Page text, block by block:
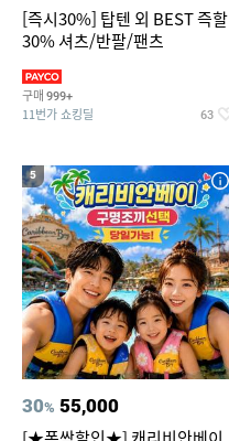
[즉시30%] 탑텐 외 BEST 즉할
30% 셔츠/반팔/팬츠
구매 999+
11번가 쇼킹딜 63
5
30% 55,000